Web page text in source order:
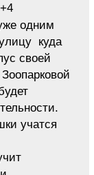
+4
одним
куда
своей
учатся